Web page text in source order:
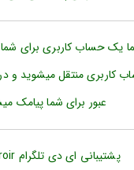
شما یک حساب کاربری برای
کاربری منتقل میشوید
عبور برای شما پیامک
پشتیبانی ای دی تلگرام e2proir@